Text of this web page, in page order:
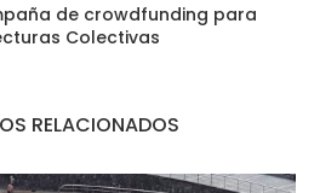
de crowdfunding para
Colectivas
RELACIONADOS